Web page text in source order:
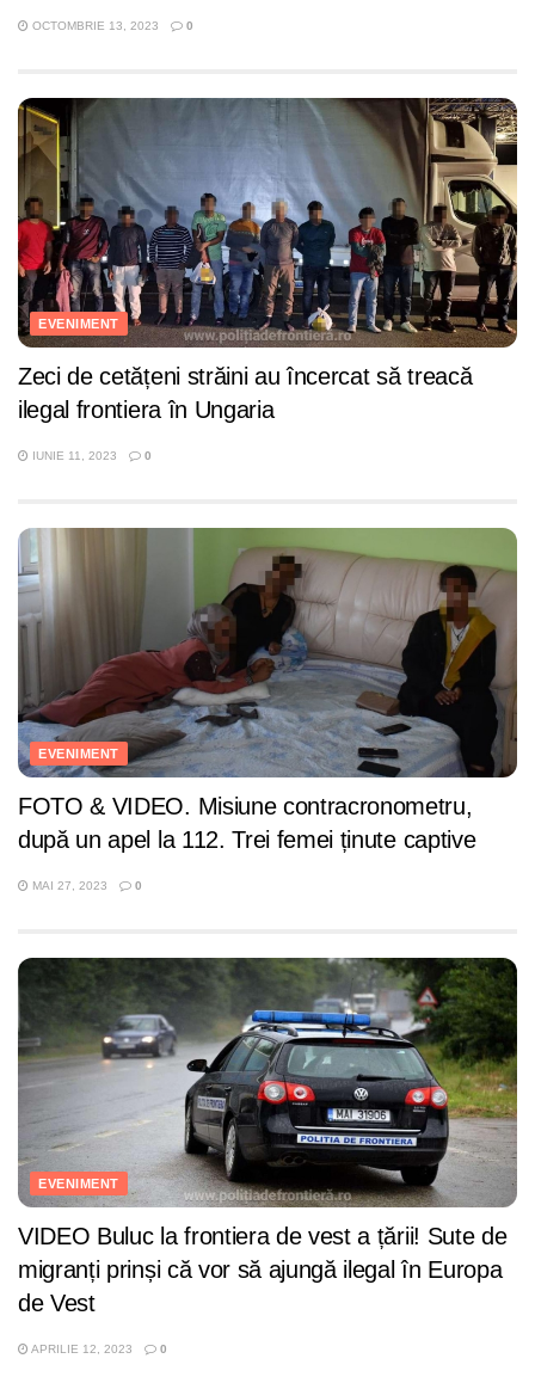
OCTOMBRIE 13, 2023 0
EVENIMENT
Zeci de cetățeni străini au încercat să treacă
ilegal frontiera în Ungaria
IUNIE 11, 2023 0
EVENIMENT
FOTO & VIDEO. Misiune contracronometru,
după un apel la 112. Trei femei ținute captive
MAI 27, 2023 0
EVENIMENT
VIDEO Buluc la frontiera de vest a țării! Sute de
migranți prinși că vor să ajungă ilegal în Europa
de Vest
APRILIE 12, 2023 0